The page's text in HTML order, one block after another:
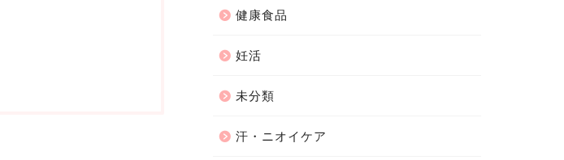
健康食品
妊活
未分類
汗・ニオイケア